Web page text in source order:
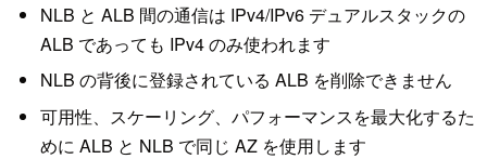
NLB と ALB 間の通信は IPv4/IPv6 デュアルスタックの
ALB であっても IPv4 のみ使われます
NLB の背後に登録されている ALB を削除できません
可用性、スケーリング、パフォーマンスを最大化するた
めに ALB と NLB で同じ AZ を使用します